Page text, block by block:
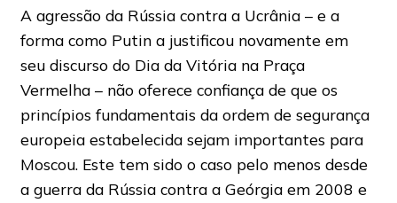
A agressão da Rússia contra a Ucrânia – e a
forma como Putin a justificou novamente em
seu discurso do Dia da Vitória na Praça
Vermelha – não oferece confiança de que os
princípios fundamentais da ordem de segurança
europeia estabelecida sejam importantes para
Moscou. Este tem sido o caso pelo menos desde
a guerra da Rússia contra a Geórgia em 2008 e